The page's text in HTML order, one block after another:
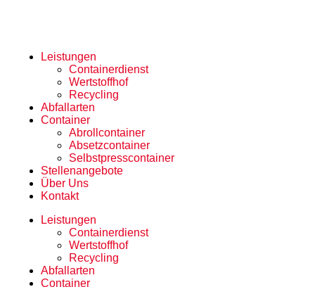
Leistungen
Containerdienst
Wertstoffhof
Recycling
Abfallarten
Container
Abrollcontainer
Absetzcontainer
Selbstpresscontainer
Stellenangebote
Über Uns
Kontakt
Leistungen
Containerdienst
Wertstoffhof
Recycling
Abfallarten
Container